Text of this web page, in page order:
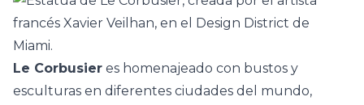
Le Corbusier es homenajeado con bustos y
esculturas en diferentes ciudades del mundo,